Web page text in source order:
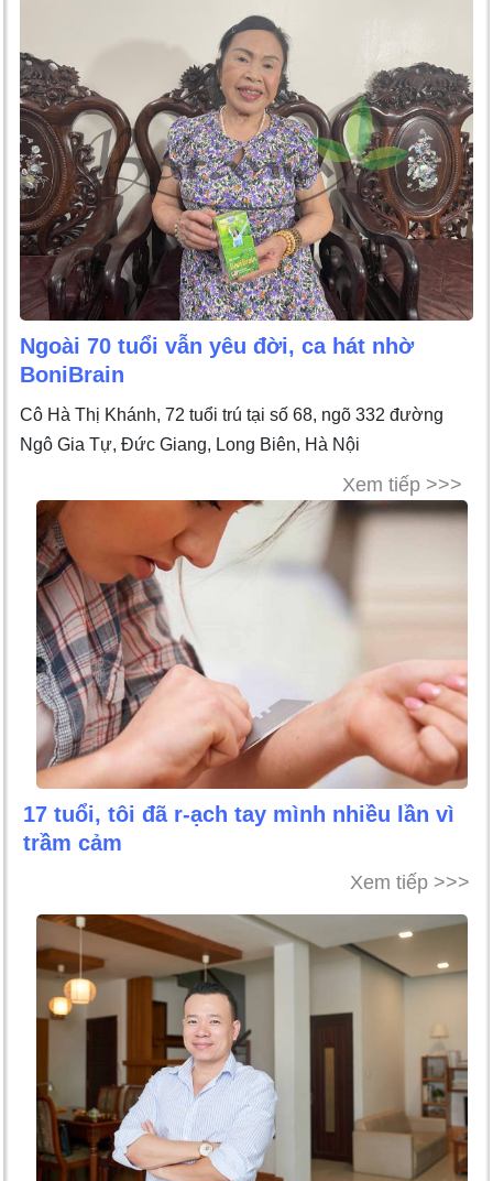
Ngoài 70 tuổi vẫn yêu đời, ca hát nhờ
BoniBrain
Cô Hà Thị Khánh, 72 tuổi trú tại số 68, ngõ 332 đường
Ngô Gia Tự, Đức Giang, Long Biên, Hà Nội
Xem tiếp >>>
17 tuổi, tôi đã r-ạch tay mình nhiều lần vì
trầm cảm
Xem tiếp >>>